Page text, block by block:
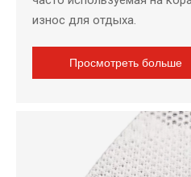
износ для отдыха.
Просмотреть больше